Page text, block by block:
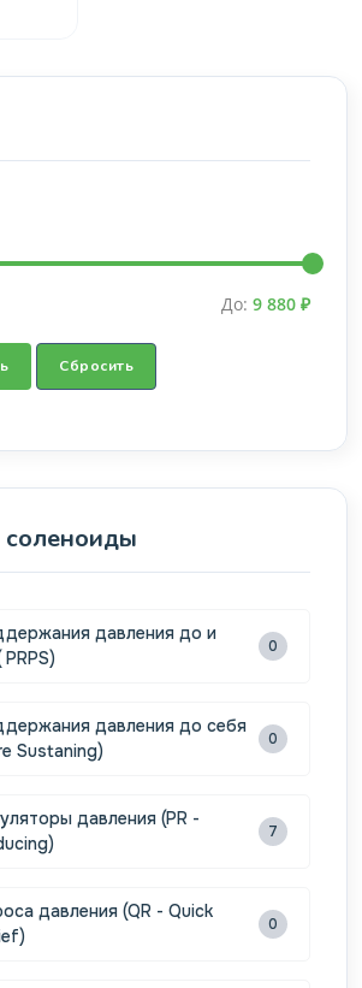
До: 9 880 ₽
Сбросить
давления до и
0
давления до себя
Sustaning)
0
давления (PR -
7
давления (QR - Quick
0